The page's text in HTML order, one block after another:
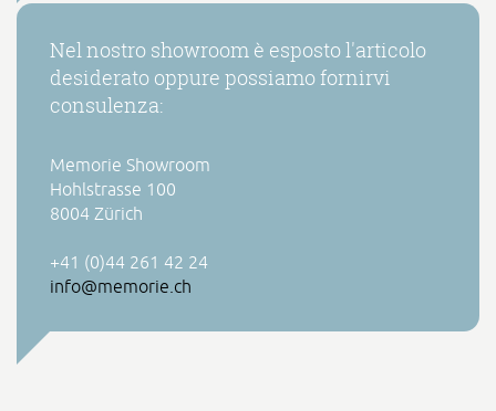
Nel nostro showroom è esposto l'articolo
desiderato oppure possiamo fornirvi
consulenza:
Memorie Showroom
Hohlstrasse 100
8004 Zürich
+41 (0)44 261 42 24
info@memorie.ch